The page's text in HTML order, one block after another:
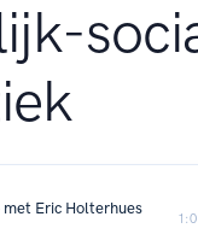
met Eric Holterhues